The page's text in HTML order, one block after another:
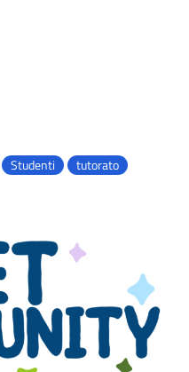
Studenti tutorato